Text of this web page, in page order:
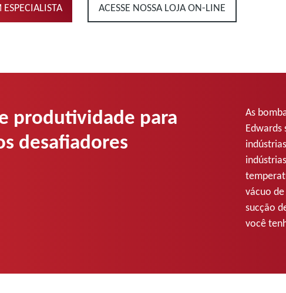
ACESSE NOSSA LOJA ON-LINE
produtividade para
desafiadores
As
Edwards
vácuo
sucção
você